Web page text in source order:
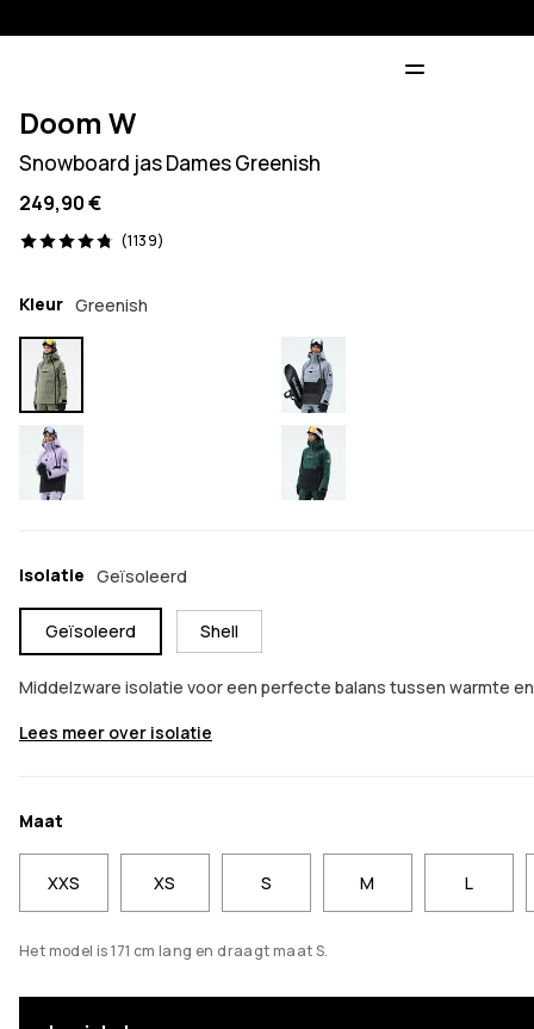
Doom W
Snowboard jas Dames Greenish
249,90 €
(1139)
1139 beoordelingen, 4.8/5
Kleur Greenish
Isolatie Geïsoleerd
Geïsoleerd Shell
Middelzware isolatie voor een perfecte balans tussen warmte
Lees meer over isolatie
Maat
XXS XS S M L
Het model is 171 cm lang en draagt maat S.